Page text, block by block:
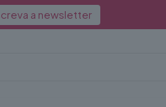
a newsletter